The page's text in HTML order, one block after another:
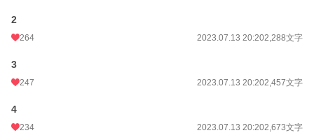
小説
文字数
2
264 2023.07.13 20:202,288文字
3
247 2023.07.13 20:202,457文字
4
234 2023.07.13 20:202,673文字